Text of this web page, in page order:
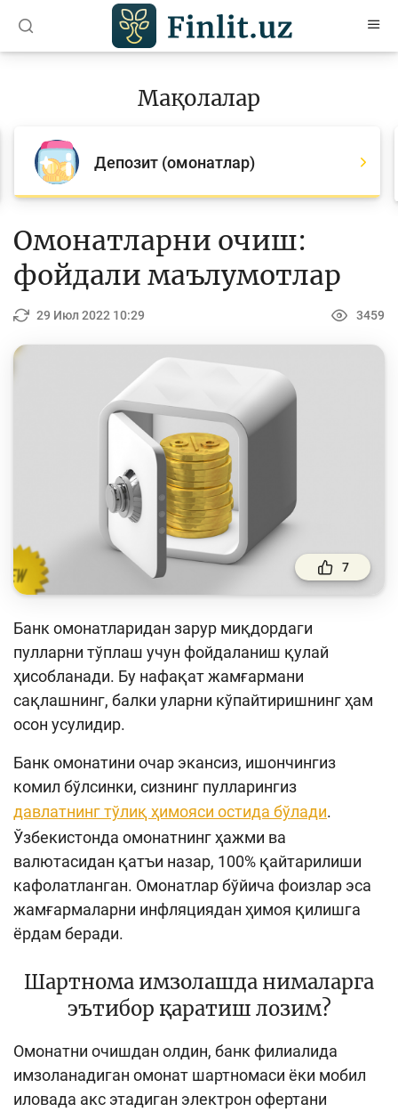
Барча мақолалар
Банк агентлари учун
Ислом молияси
Тўлов ва ўтказмалар
Пул-кредит сиёсати ва унинг элементлари
Молиявий хавфсизлик
Банк хизматлари истеъмолчилари
Тадбиркорлик
Ўқув қўлланмалар
Лойиҳалар
Интерактив хизматлар
Фотогалерея
Лойиҳа ҳақида
Кенгайтирилган қидирув
Сайт харитаси
Мақолалар
Депозит (омонатлар)
Омонатларни очиш:
фойдали маълумотлар
29 Июл 2022 10:29 3459
7
Банк омонатларидан зарур миқдордаги
пулларни тўплаш учун фойдаланиш қулай
ҳисобланади. Бу нафақат жамғармани
сақлашнинг, балки уларни кўпайтиришнинг ҳам
осон усулидир.
Банк омонатини очар экансиз, ишончингиз
комил бўлсинки, сизнинг пулларингиз
давлатнинг тўлиқ ҳимояси остида бўлади.
Ўзбекистонда омонатнинг ҳажми ва
валютасидан қатъи назар, 100% қайтарилиши
кафолатланган. Омонатлар бўйича фоизлар эса
жамғармаларни инфляциядан ҳимоя қилишга
ёрдам беради.
Шартнома имзолашда нималарга
эътибор қаратиш лозим?
Омонатни очишдан олдин, банк филиалида
имзоланадиган омонат шартномаси ёки мобил
иловада акс этадиган электрон офертани